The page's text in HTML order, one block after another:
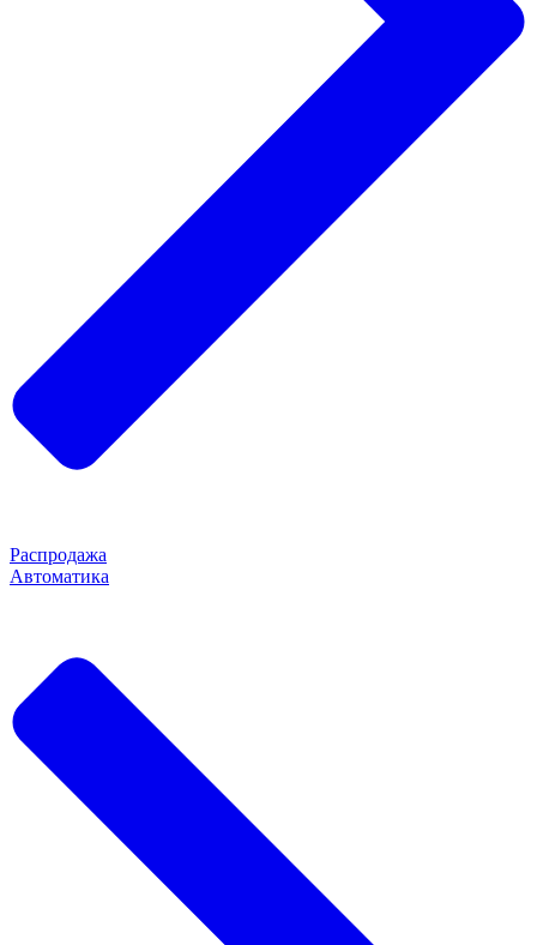
Распродажа
Автоматика